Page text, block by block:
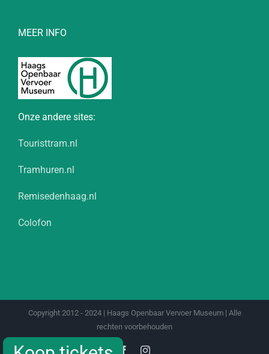
MEER INFO
Onze andere sites:
Touristtram.nl
Tramhuren.nl
Remisedenhaag.nl
Colofon
Copyright 2012 - 2024 | Haags Openbaar Vervoer Museum | Alle
rechten voorbehouden
FacebookInstagram